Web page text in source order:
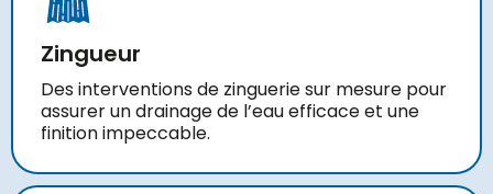
Zingueur
Des interventions de zinguerie sur mesure pour
assurer un drainage de l’eau efficace et une
finition impeccable.